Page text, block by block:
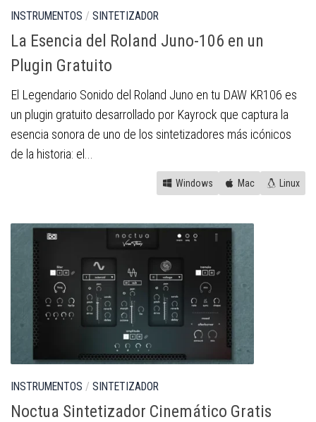
INSTRUMENTOS / SINTETIZADOR
La Esencia del Roland Juno-106 en un
Plugin Gratuito
El Legendario Sonido del Roland Juno en tu DAW KR106 es
un plugin gratuito desarrollado por Kayrock que captura la
esencia sonora de uno de los sintetizadores más icónicos
de la historia: el...
Windows Mac Linux
INSTRUMENTOS / SINTETIZADOR
Noctua Sintetizador Cinemático Gratis